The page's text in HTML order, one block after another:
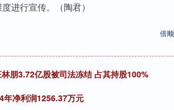
进行宣传。（陶君）
倍
朋3.72亿股被司法冻结 占其持股100%
年净利润1256.37万元